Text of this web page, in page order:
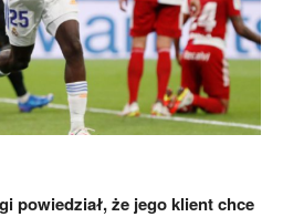
powiedział, że jego klient chce